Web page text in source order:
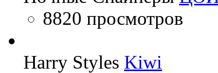
8820 просмотров
Harry Styles Kiwi